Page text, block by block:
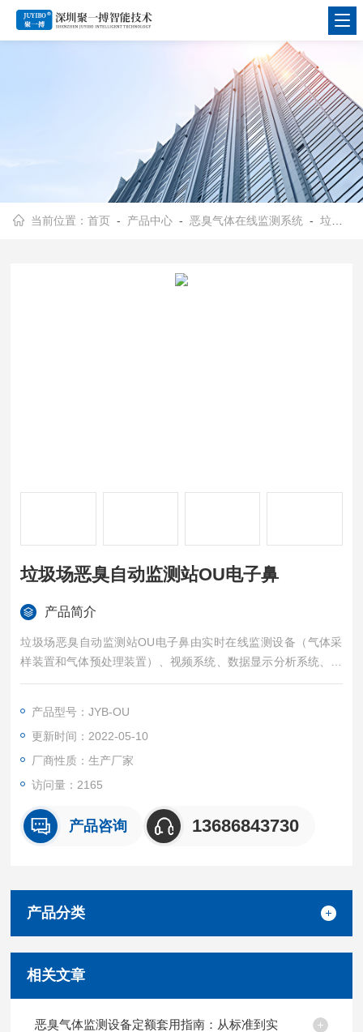
当前位置：首页 - 产品中心 -恶臭气体在线监测系统 -垃圾场恶臭气体监测系统
垃圾场恶臭自动监测站OU电子鼻
产品简介
垃圾场恶臭自动监测站OU电子鼻由实时在线监测设备（气体采
样装置和气体预处理装置）、视频系统、数据显示分析系统、预
警控制系统、无线传输系统、后台数据处理系统及信息监控管理
测站的监控功能以及对数据的报jing处理、记录、查询、统计、
报表输出等多种功能。
产品型号：JYB-OU
更新时间：2022-05-10
厂商性质：生产厂家
访问量：2165
产品咨询 13686843730
产品分类
相关文章
恶臭气体监测设备定额套用指南：从标准到实